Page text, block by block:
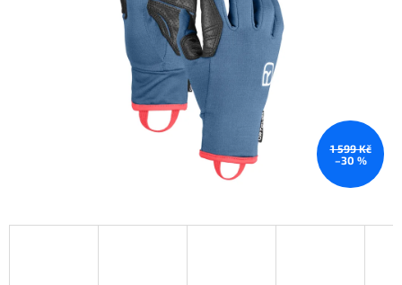
1 599 Kč
–30 %